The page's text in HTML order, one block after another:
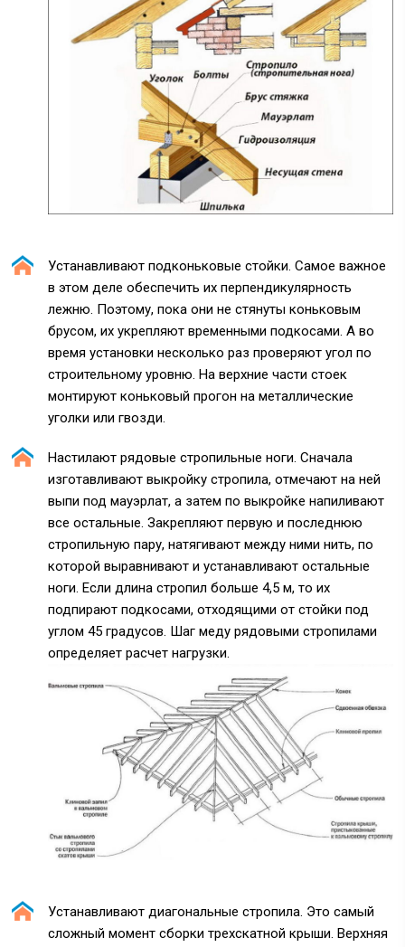
Устанавливают подконьковые стойки. Самое важное
в этом деле обеспечить их перпендикулярность
лежню. Поэтому, пока они не стянуты коньковым
брусом, их укрепляют временными подкосами. А во
время установки несколько раз проверяют угол по
строительному уровню. На верхние части стоек
монтируют коньковый прогон на металлические
уголки или гвозди.
Настилают рядовые стропильные ноги. Сначала
изготавливают выкройку стропила, отмечают на ней
выпи под мауэрлат, а затем по выкройке напиливают
все остальные. Закрепляют первую и последнюю
стропильную пару, натягивают между ними нить, по
которой выравнивают и устанавливают остальные
ноги. Если длина стропил больше 4,5 м, то их
подпирают подкосами, отходящими от стойки под
углом 45 градусов. Шаг меду рядовыми стропилами
определяет расчет нагрузки.
Устанавливают диагональные стропила. Это самый
сложный момент сборки трехскатной крыши. Верхняя